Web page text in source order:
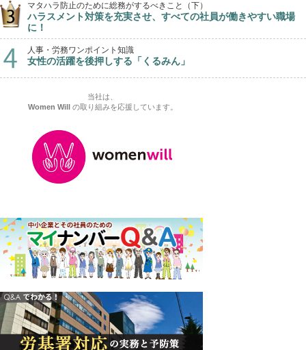
マタハラ防止のために総務がするべきこと（下）
ハラスメント対策を充実させ、すべての社員が働きやすい職場
に！
人事・労務ワンポイント知識
女性の活躍を後押しする「くるみん」
当社は、
Women Willの取り組みを応援しています。